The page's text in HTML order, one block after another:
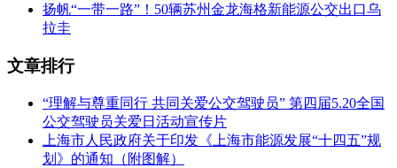
扬帆“一带一路”！50辆苏州金龙海格新能源公交出口乌
拉圭
文章排行
“理解与尊重同行 共同关爱公交驾驶员” 第四届5.20全国
公交驾驶员关爱日活动宣传片
上海市人民政府关于印发《上海市能源发展“十四五”规
划》的通知（附图解）